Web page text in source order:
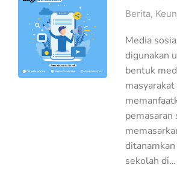
Berita,
Media
digunakan
bentuk
pemasaran
sekolah di…